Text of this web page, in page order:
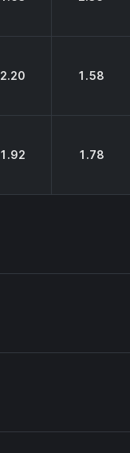
2.20 1.58
1.92 1.78